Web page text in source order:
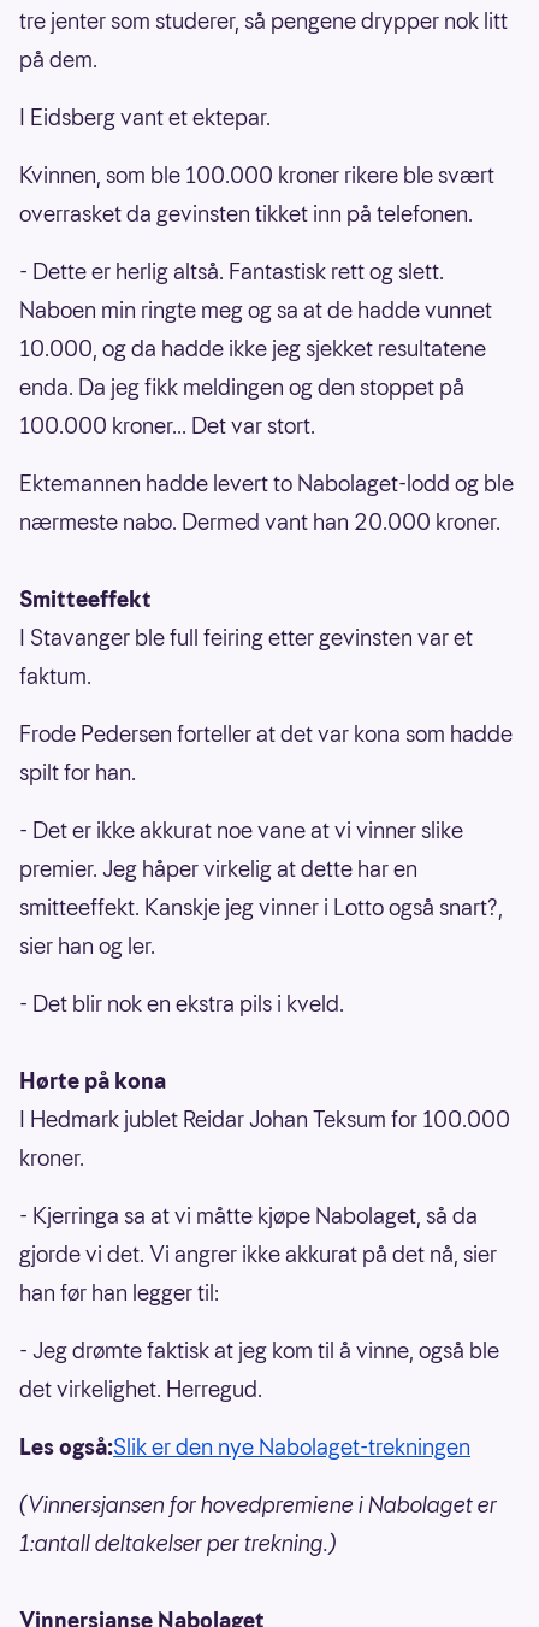
tre jenter som studerer, så pengene drypper nok litt
på dem.
I Eidsberg vant et ektepar.
Kvinnen, som ble 100.000 kroner rikere ble svært
overrasket da gevinsten tikket inn på telefonen.
- Dette er herlig altså. Fantastisk rett og slett.
Naboen min ringte meg og sa at de hadde vunnet
10.000, og da hadde ikke jeg sjekket resultatene
enda. Da jeg fikk meldingen og den stoppet på
100.000 kroner... Det var stort.
Ektemannen hadde levert to Nabolaget-lodd og ble
nærmeste nabo. Dermed vant han 20.000 kroner.
Smitteeffekt
I Stavanger ble full feiring etter gevinsten var et
faktum.
Frode Pedersen forteller at det var kona som hadde
spilt for han.
- Det er ikke akkurat noe vane at vi vinner slike
premier. Jeg håper virkelig at dette har en
smitteeffekt. Kanskje jeg vinner i Lotto også snart?,
sier han og ler.
- Det blir nok en ekstra pils i kveld.
Hørte på kona
I Hedmark jublet Reidar Johan Teksum for 100.000
kroner.
- Kjerringa sa at vi måtte kjøpe Nabolaget, så da
gjorde vi det. Vi angrer ikke akkurat på det nå, sier
han før han legger til:
- Jeg drømte faktisk at jeg kom til å vinne, også ble
det virkelighet. Herregud.
Les også:Slik er den nye Nabolaget-trekningen
(Vinnersjansen for hovedpremiene i Nabolaget er
1:antall deltakelser per trekning.)
Vinnersjanse Nabolaget